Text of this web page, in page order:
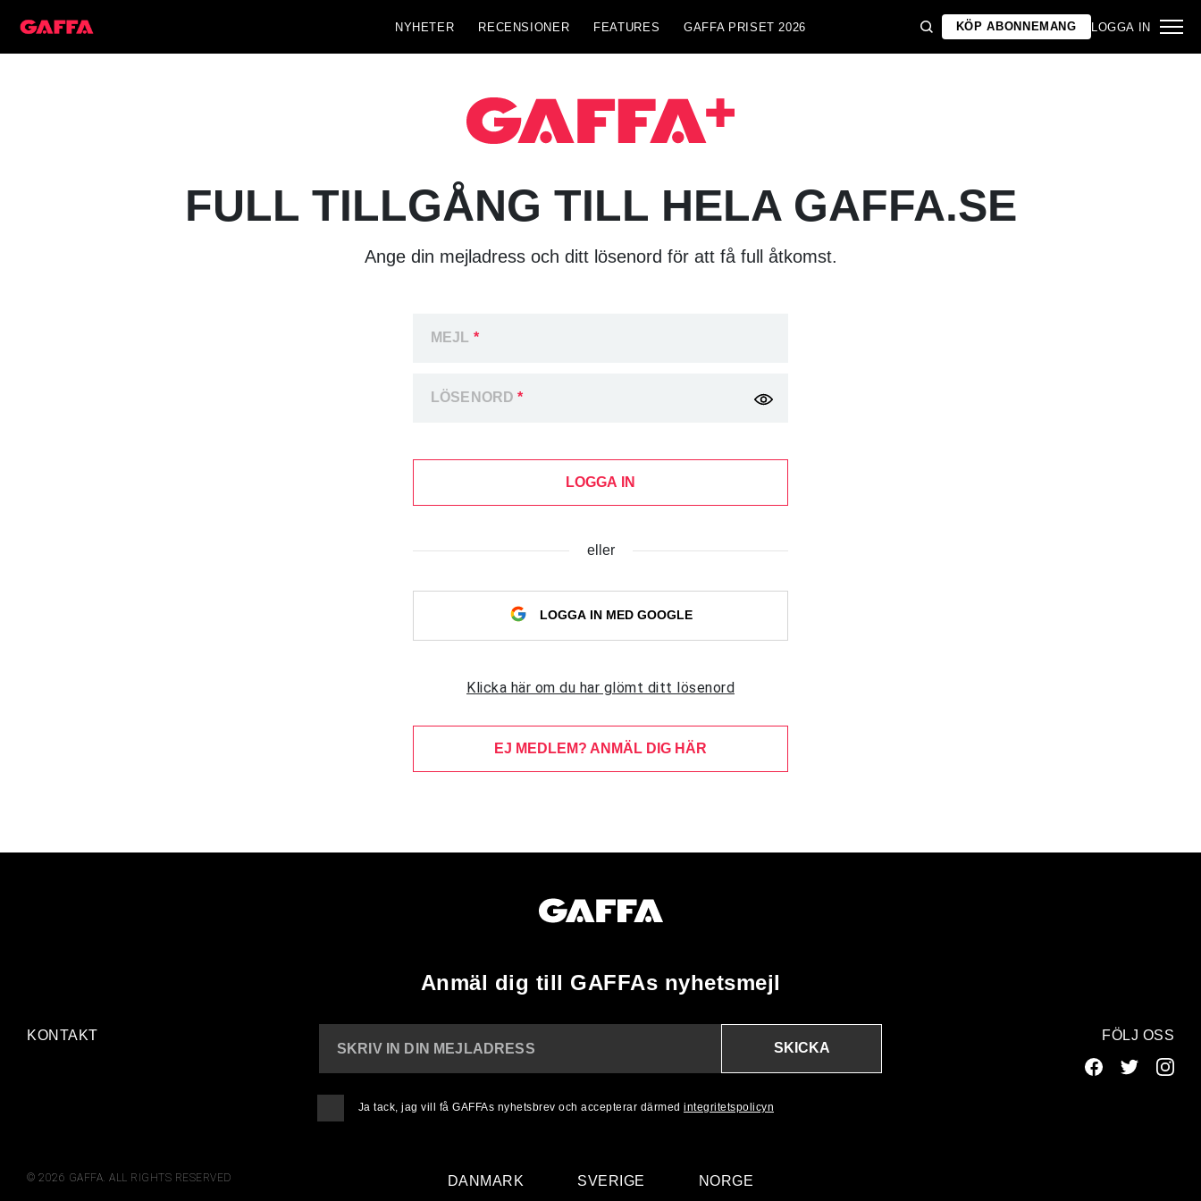
NYHETER RECENSIONER FEATURES GAFFA PRISET 2026 KÖP ABONNEMANG LOGGA IN
FULL TILLGÅNG TILL HELA GAFFA.SE
Ange din mejladress och ditt lösenord för att få full åtkomst.
MEJL *
LÖSENORD*
LOGGA IN
eller
LOGGA IN MED GOOGLE
Klicka här om du har glömt ditt lösenord
EJ MEDLEM? ANMÄL DIG HÄR
Anmäl dig till GAFFAs nyhetsmejl
KONTAKT
SKRIV IN DIN MEJLADRESS
SKICKA
Ja tack, jag vill få GAFFAs nyhetsbrev och accepterar därmed integritetspolicyn
FÖLJ OSS
© 2026 GAFFA. ALL RIGHTS RESERVED DANMARK SVERIGE NORGE